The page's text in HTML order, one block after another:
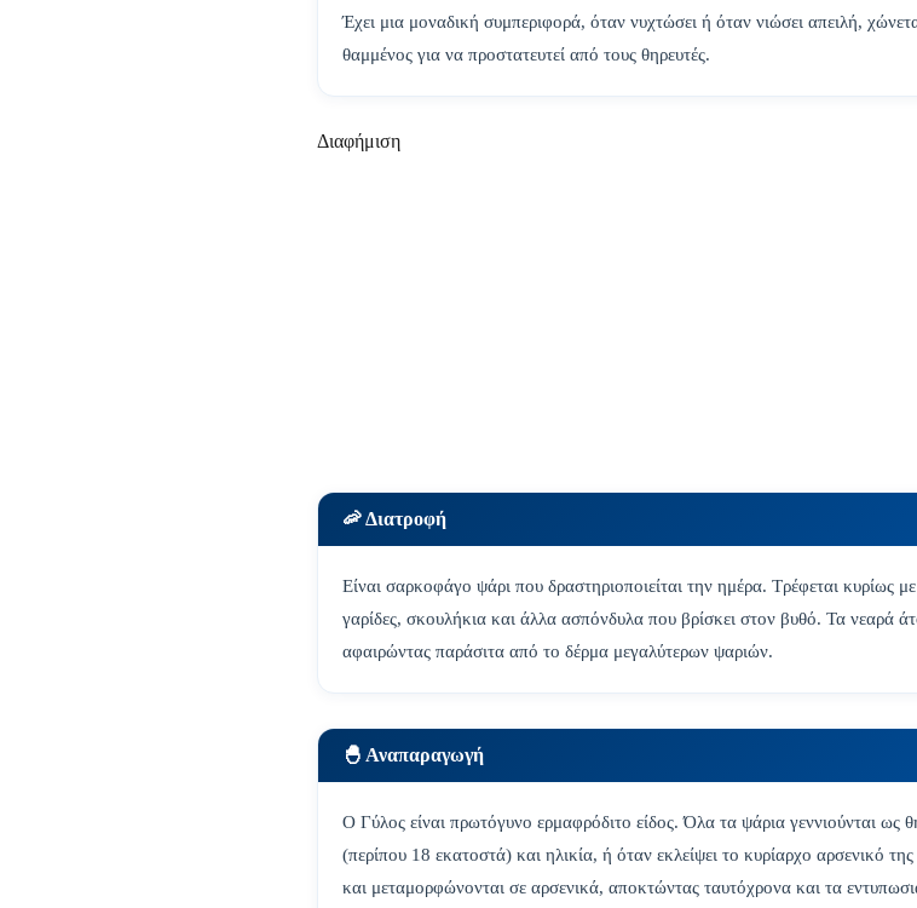
Έχει μια μοναδική συμπεριφορά, όταν νυχτώσει ή όταν νιώσει απειλή,
θαμμένος για να προστατευτεί από τους θηρευτές.
Διαφήμιση
🦐 Διατροφή
Είναι σαρκοφάγο ψάρι που δραστηριοποιείται την ημέρα. Τρέφεται κυρίως
γαρίδες, σκουλήκια και άλλα ασπόνδυλα που βρίσκει στον βυθό. Τα νεαρά
αφαιρώντας παράσιτα από το δέρμα μεγαλύτερων ψαριών.
🐣 Αναπαραγωγή
Ο Γύλος είναι πρωτόγυνο ερμαφρόδιτο είδος. Όλα τα ψάρια γεννιούνται
(περίπου 18 εκατοστά) και ηλικία, ή όταν εκλείψει το κυρίαρχο αρσενικό
και μεταμορφώνονται σε αρσενικά, αποκτώντας ταυτόχρονα και τα